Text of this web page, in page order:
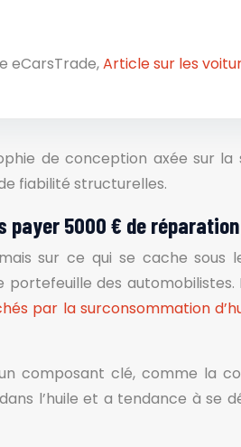
eCarsTrade,Article sur les
de conception axée sur
fiabilité structurelles.
payer 5000 € de
sur ce qui se cache sous
des
par la surconsommation
composant clé, comme la
l’huile et a tendance à se